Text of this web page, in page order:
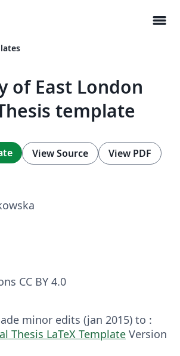
menu
of East London
template
View Source View PDF
CC BY 4.0
minor edits (jan 2015) to :
Thesis LaTeX Template Version